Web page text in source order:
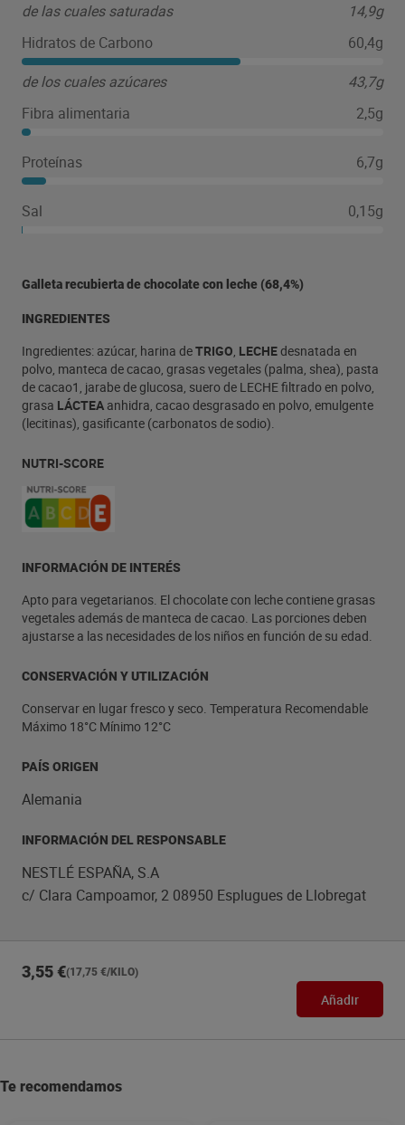
de las cuales saturadas
14,9g
Hidratos de Carbono
60,4g
de los cuales azúcares
43,7g
Fibra alimentaria
2,5g
Proteínas 6,7g
Sal 0,15g
Galleta recubierta de chocolate con leche (68,4%)
INGREDIENTES
Ingredientes: azúcar, harina deTRIGO, LECHEdesnatada en
polvo, manteca de cacao, grasas vegetales (palma, shea), pasta
de cacao1, jarabe de glucosa, suero de LECHE filtrado en polvo,
grasa LÁCTEA anhidra, cacao desgrasado en polvo, emulgente
(lecitinas), gasificante (carbonatos de sodio).
NUTRI-SCORE
INFORMACIÓN DE INTERÉS
Apto para vegetarianos. El chocolate con leche contiene grasas
vegetales además de manteca de cacao. Las porciones deben
ajustarse a las necesidades de los niños en función de su edad.
CONSERVACIÓN Y UTILIZACIÓN
Conservar en lugar fresco y seco. Temperatura Recomendable
Máximo 18°C Mínimo 12°C
PAÍS ORIGEN
Alemania
INFORMACIÓN DEL RESPONSABLE
NESTLÉ ESPAÑA, S.A
c/ Clara Campoamor, 2 08950 Esplugues de Llobregat
3,55 €(17,75 €/KILO)
Añadir
Te recomendamos